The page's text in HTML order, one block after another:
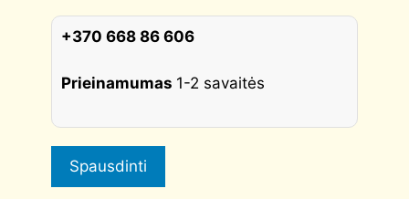
STILE
quantity
+370 668 86 606
Prieinamumas 1-2 savaitės
Spausdinti